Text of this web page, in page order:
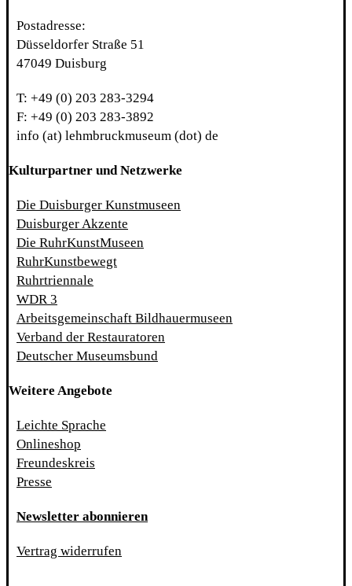
Postadresse:
Düsseldorfer Straße 51
47049 Duisburg
T: +49 (0) 203 283-3294
F: +49 (0) 203 283-3892
info (at) lehmbruckmuseum (dot) de
Kulturpartner und Netzwerke
Die Duisburger Kunstmuseen
Duisburger Akzente
Die RuhrKunstMuseen
RuhrKunstbewegt
Ruhrtriennale
WDR 3
Arbeitsgemeinschaft Bildhauermuseen
Verband der Restauratoren
Deutscher Museumsbund
Weitere Angebote
Leichte Sprache
Onlineshop
Freundeskreis
Presse
Newsletter abonnieren
Vertrag widerrufen